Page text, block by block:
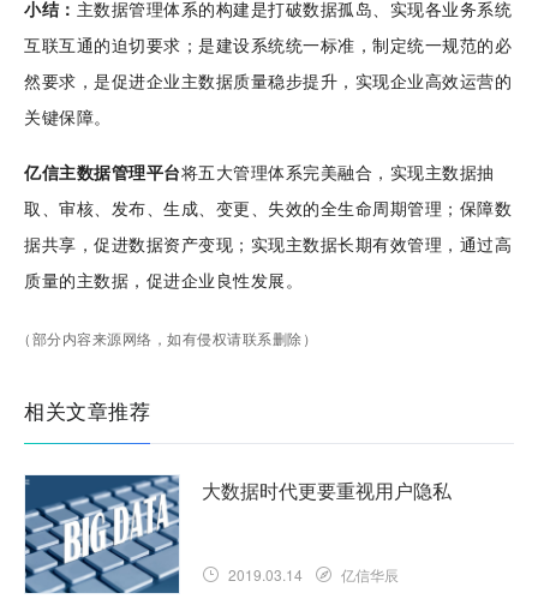
小结： 主数据管理体系的构建是打破数据孤岛、实现各业务系统
互联互通的迫切要求；是建设系统统一标准，制定统一规范的必
然要求，是促进企业主数据质量稳步提升，实现企业高效运营的
关键保障。
亿信主数据管理平台将五大管理体系完美融合，实现主数据抽
取、审核、发布、生成、变更、失效的全生命周期管理；保障数
据共享，促进数据资产变现；实现主数据长期有效管理，通过高
质量的主数据，促进企业良性发展。
（部分内容来源网络，如有侵权请联系删除）
相关文章推荐
大数据时代更要重视用户隐私
2019.03.14 亿信华辰